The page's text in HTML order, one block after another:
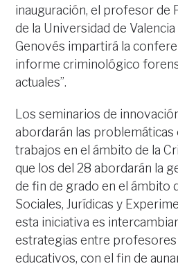
inauguración, el profesor de
de la Universidad de
Genovés impartirá la
informe criminológico
actuales”.
Los seminarios de
abordarán las problemáticas
trabajos en el ámbito de la
que los del 28 abordarán la
de fin de grado en el ámbito
Sociales, Jurídicas y
esta iniciativa es
estrategias entre
educativos, con el fin de